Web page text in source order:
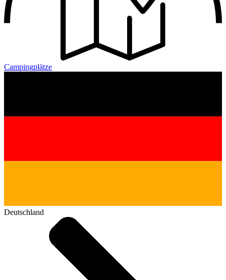
Campingplätze
Deutschland